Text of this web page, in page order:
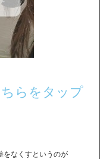
らをタップ
をなくすというのが